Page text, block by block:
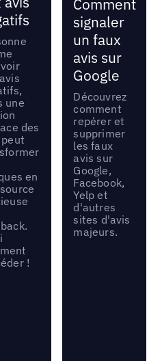
une
des
en
!
Comment
signaler
un faux
avis sur
Google
Découvrez
comment
repérer et
supprimer
les faux
avis sur
Google,
Facebook,
Yelp et
d'autres
sites d'avis
majeurs.